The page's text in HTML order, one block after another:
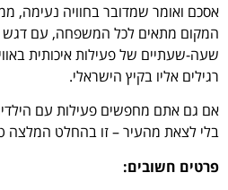
אסכם ואומר שמדובר בחוויה נעימה,
המקום מתאים לכל המשפחה, עם דגש
שעה-שעתיים של פעילות איכותית
רגילים אליו בקיץ הישראלי.
אם גם אתם מחפשים פעילות עם
בלי לצאת מהעיר – זו בהחלט המלצה
פרטים חשובים: